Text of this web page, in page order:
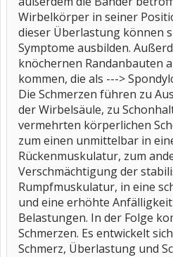
Wirbelkörper in seiner
dieser Überlastung können
Symptome ausbilden.
knöchernen Randanbauten
kommen, die als --->
Die Schmerzen führen zu
der Wirbelsäule, zu
vermehrten körperlichen
zum einen unmittelbar in
Rückenmuskulatur, zum
Verschmächtigung der
Rumpfmuskulatur, in eine
und eine erhöhte
Belastungen. In der Folge
Schmerzen. Es entwickelt
Schmerz, Überlastung und